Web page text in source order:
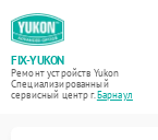
FIX-YUKON
Ремонт устройств Yukon
Специализированный
cервисный центр г.Барнаул